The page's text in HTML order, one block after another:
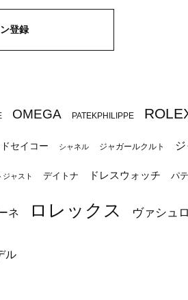
登録
OMEGA PATEKPHILIPPE
セイコー シャネル ジャガールクルト
ジャスト デイトナ ドレスウォッチ パ
ネ ロレックス ヴァシュ
ル